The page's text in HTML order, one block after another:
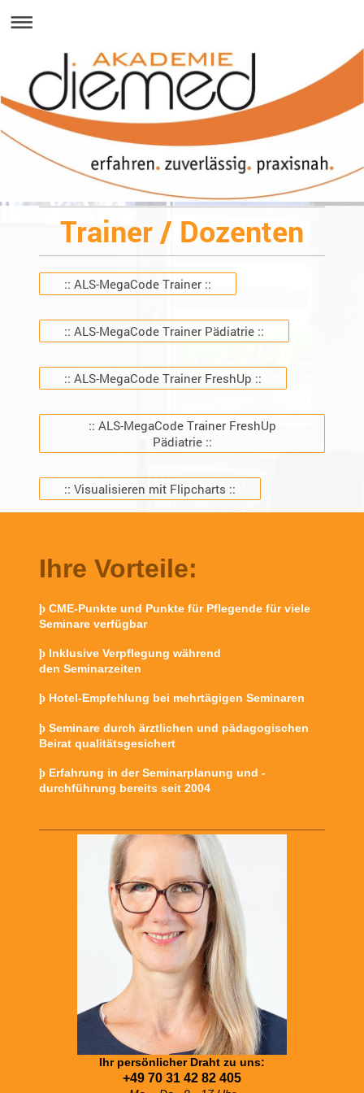
Trainer / Dozenten
:: ALS-MegaCode Trainer ::
:: ALS-MegaCode Trainer Pädiatrie ::
:: ALS-MegaCode Trainer FreshUp ::
:: ALS-MegaCode Trainer FreshUp
Pädiatrie ::
:: Visualisieren mit Flipcharts ::
Ihre Vorteile:
þ CME-Punkte und Punkte für Pflegende für viele
Seminare verfügbar
þ Inklusive Verpflegung während
den Seminarzeiten
þ Hotel-Empfehlung bei mehrtägigen Seminaren
þ Seminare durch ärztlichen und pädagogischen
Beirat qualitätsgesichert
þ Erfahrung in der Seminarplanung und -
durchführung bereits seit 2004
Ihr persönlicher Draht zu uns:
+49 70 31 42 82 405